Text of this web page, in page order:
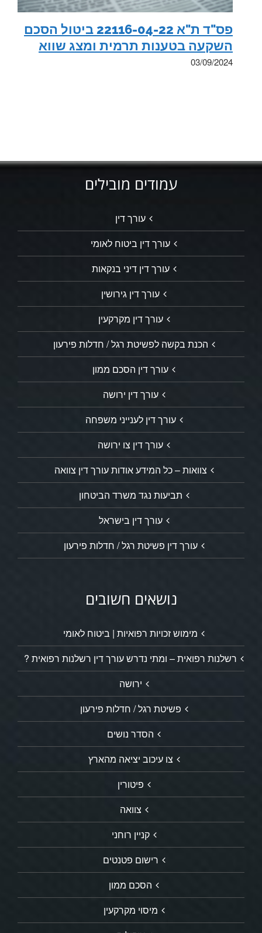
פס"ד ת"א 22116-04-22 ביטול הסכם
השקעה בטענות תרמית ומצג שווא
03/09/2024
עמודים מובילים
עורך דין
עורך דין ביטוח לאומי
עורך דין דיני בנקאות
עורך דין גירושין
עורך דין מקרקעין
הכנת בקשה לפשיטת רגל / חדלות פירעון
עורך דין הסכם ממון
עורך דין ירושה
עורך דין לענייני משפחה
עורך דין צו ירושה
צוואות – כל המידע אודות עורך דין צוואה
תביעות נגד משרד הביטחון
עורך דין בישראל
עורך דין פשיטת רגל / חדלות פירעון
נושאים חשובים
מימוש זכויות רפואיות | ביטוח לאומי
רשלנות רפואית – ומתי נדרש עורך דין רשלנות רפואית ?
ירושה
פשיטת רגל / חדלות פירעון
הסדר נושים
צו עיכוב יציאה מהארץ
פיטורין
צוואה
קניין רוחני
רישום פטנטים
הסכם ממון
מיסוי מקרקעין